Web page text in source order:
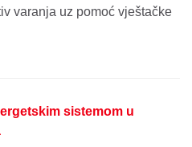
varanja uz pomoć vještačke
sistemom u